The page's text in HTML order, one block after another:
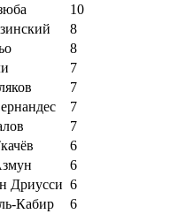
10
8
8
7
7
7
7
6
6
Дриусси 6
Кабир
6